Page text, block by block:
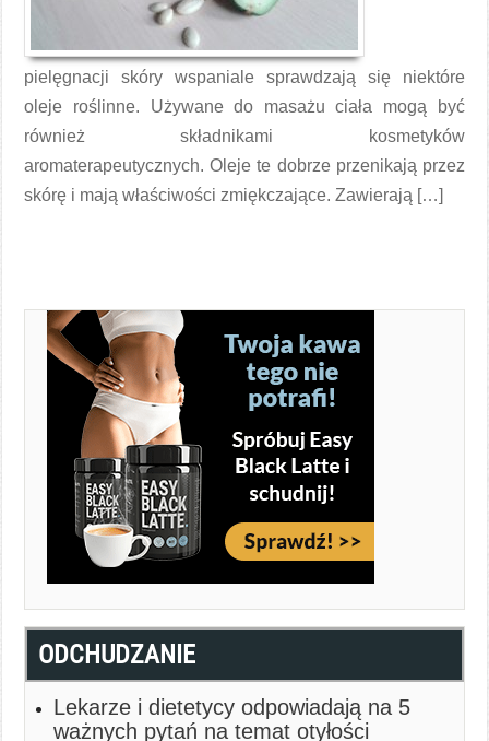
pielęgnacji skóry wspaniale sprawdzają się niektóre
oleje roślinne. Używane do masażu ciała mogą być
również składnikami kosmetyków
aromaterapeutycznych. Oleje te dobrze przenikają przez
skórę i mają właściwości zmiękczające. Zawierają […]
ODCHUDZANIE
Lekarze i dietetycy odpowiadają na 5
ważnych pytań na temat otyłości